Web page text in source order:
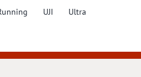
UJI Ultra